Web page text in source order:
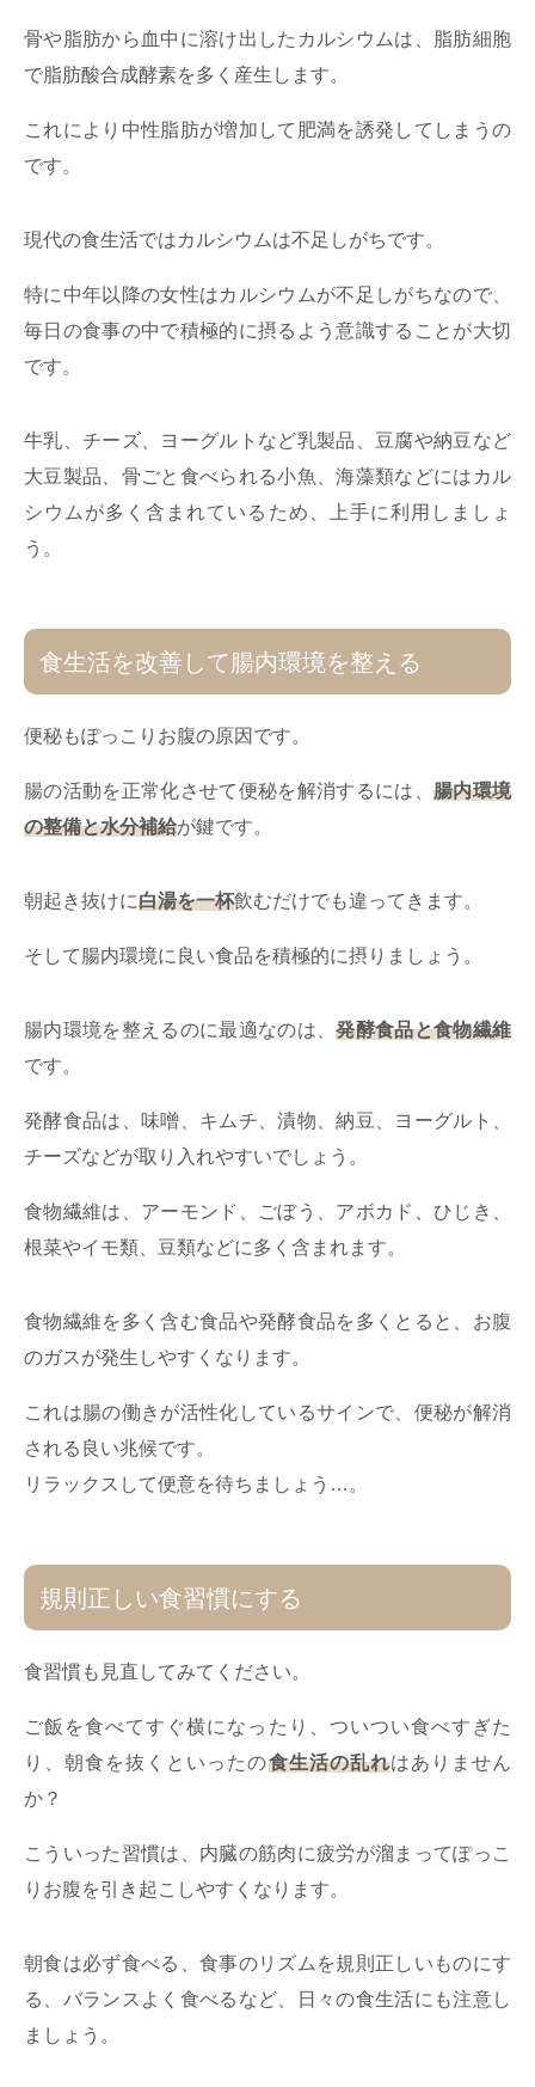
骨や脂肪から血中に溶け出したカルシウムは、脂肪細胞
で脂肪酸合成酵素を多く産生します。
これにより中性脂肪が増加して肥満を誘発してしまうの
です。
現代の食生活ではカルシウムは不足しがちです。
特に中年以降の女性はカルシウムが不足しがちなので、
毎日の食事の中で積極的に摂るよう意識することが大切
です。
牛乳、チーズ、ヨーグルトなど乳製品、豆腐や納豆など
大豆製品、骨ごと食べられる小魚、海藻類などにはカル
シウムが多く含まれているため、上手に利用しましょ
う。
食生活を改善して腸内環境を整える
便秘もぽっこりお腹の原因です。
腸の活動を正常化させて便秘を解消するには、 腸内環境
の整備と水分補給が鍵です。
朝起き抜けに白湯を一杯飲むだけでも違ってきます。
そして腸内環境に良い食品を積極的に摂りましょう。
腸内環境を整えるのに最適なのは、発酵食品と食物繊維
です。
発酵食品は、味噌、キムチ、漬物、納豆、ヨーグルト、
チーズなどが取り入れやすいでしょう。
食物繊維は、アーモンド、ごぼう、アボカド、ひじき、
根菜やイモ類、豆類などに多く含まれます。
食物繊維を多く含む食品や発酵食品を多くとると、お腹
のガスが発生しやすくなります。
これは腸の働きが活性化しているサインで、便秘が解消
される良い兆候です。
リラックスして便意を待ちましょう…。
規則正しい食習慣にする
食習慣も見直してみてください。
ご飯を食べてすぐ横になったり、ついつい食べすぎた
り、朝食を抜くといったの食生活の乱れはありません
か？
こういった習慣は、内臓の筋肉に疲労が溜まってぽっこ
りお腹を引き起こしやすくなります。
朝食は必ず食べる、食事のリズムを規則正しいものにす
る、バランスよく食べるなど、日々の食生活にも注意し
ましょう。